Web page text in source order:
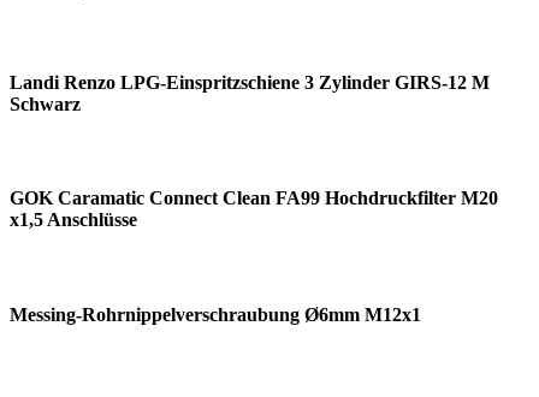
Landi Renzo LPG-Einspritzschiene 3 Zylinder GIRS-12 M
Schwarz
GOK Caramatic Connect Clean FA99 Hochdruckfilter M20
x1,5 Anschlüsse
Messing-Rohrnippelverschraubung Ø6mm M12x1